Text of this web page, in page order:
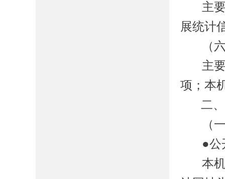
主
展统计
（
主
项；本
二
（
●公
本